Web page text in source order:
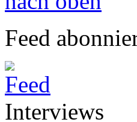
Feed
Interviews